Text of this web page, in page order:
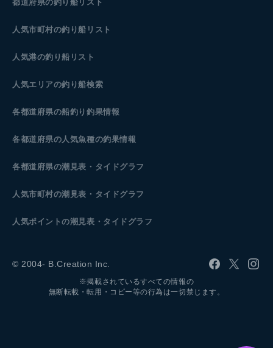
都道府県の釣り船リスト
人気市町村の釣り船リスト
人気港の釣り船リスト
人気エリアの釣り船検索
各都道府県の船釣り釣果情報
各都道府県の人気魚種の釣果情報
各都道府県の潮見表 ・タイドグラフ
人気市町村の潮見表・タイドグラフ
人気ポイントの潮見表・タイドグラフ
© 2004- B.Creation Inc.
※掲載されているすべての情報の
無断転載・転用・コピー等の行為は一切禁じます。